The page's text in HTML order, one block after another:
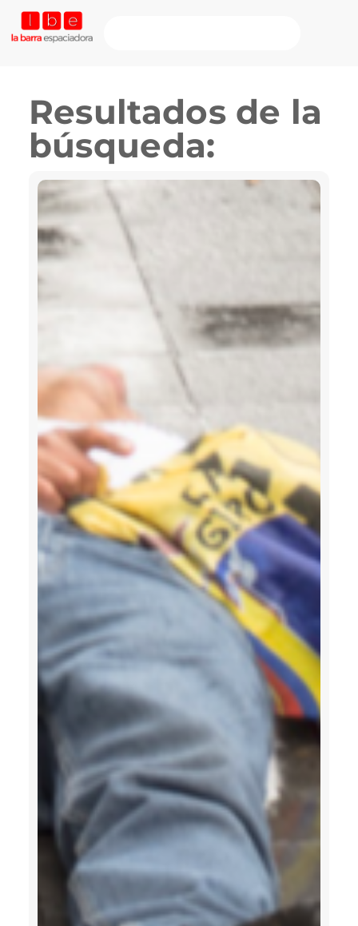
Resultados de la
búsqueda: